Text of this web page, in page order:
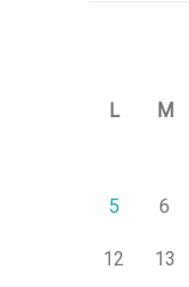
L M
5 6
12 13